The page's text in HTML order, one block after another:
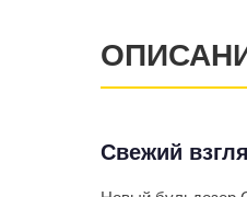
Свежий